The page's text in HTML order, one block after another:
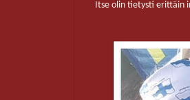
Itse olin tietysti erittäin